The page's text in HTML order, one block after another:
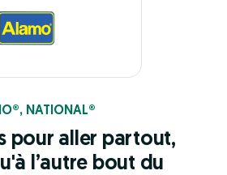
NATIONAL®
pour aller partout,
l’autre bout du